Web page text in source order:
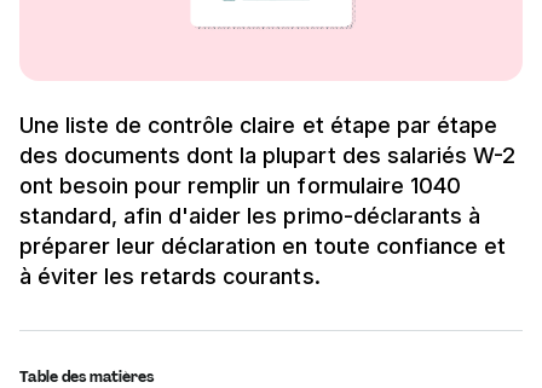
Une liste de contrôle claire et étape par étape
des documents dont la plupart des salariés W-2
ont besoin pour remplir un formulaire 1040
standard, afin d'aider les primo-déclarants à
préparer leur déclaration en toute confiance et
à éviter les retards courants.
Table des matières